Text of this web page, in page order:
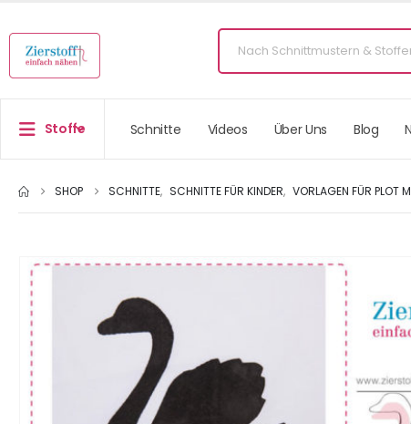
Stoffe Schnitte Videos Über Uns Blog
SHOP SCHNITTE, SCHNITTE FÜR KINDER, VORLAGEN FÜR PLOT